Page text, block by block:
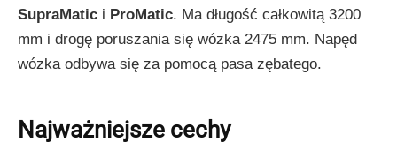
SupraMatic i ProMatic. Ma długość całkowitą 3200
mm i drogę poruszania się wózka 2475 mm. Napęd
wózka odbywa się za pomocą pasa zębatego.
Najważniejsze cechy